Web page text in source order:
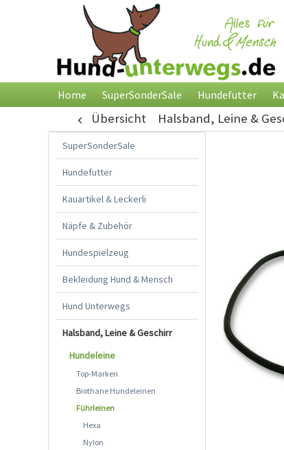
Home SuperSonderSale Hundefutter
Übersicht Halsband, Leine &
SuperSonderSale
Hundefutter
Kauartikel & Leckerli
Näpfe & Zubehör
Hundespielzeug
Bekleidung Hund & Mensch
Hund Unterwegs
Halsband, Leine & Geschirr
Hundeleine
Top-Marken
Biothane Hundeleinen
Führleinen
Hexa
Nylon